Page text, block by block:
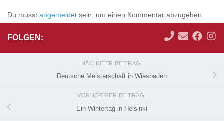
Du musst angemeldet sein, um einen Kommentar abzugeben.
FOLGEN:
NÄCHSTER BEITRAG
Deutsche Meisterschaft in Wiesbaden
VORHERIGER BEITRAG
Ein Wintertag in Helsinki